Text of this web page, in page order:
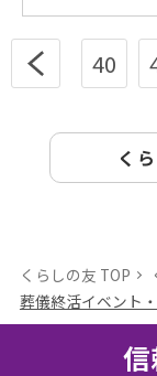
40
く
くらしの友 TOP
葬儀終活イベント